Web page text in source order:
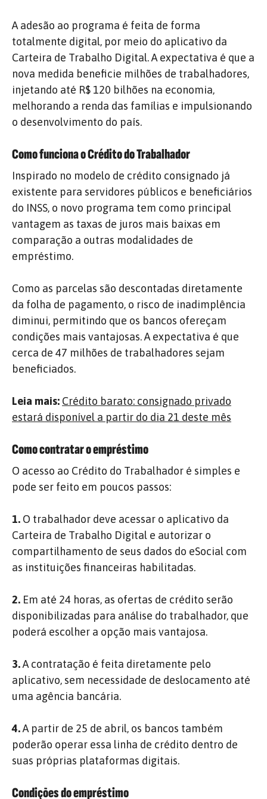
A adesão ao programa é feita de forma
totalmente digital, por meio do aplicativo da
Carteira de Trabalho Digital. A expectativa é que a
nova medida beneficie milhões de trabalhadores,
injetando até R$ 120 bilhões na economia,
melhorando a renda das famílias e impulsionando
o desenvolvimento do país.
Como funciona o Crédito do Trabalhador
Inspirado no modelo de crédito consignado já
existente para servidores públicos e beneficiários
do INSS, o novo programa tem como principal
vantagem as taxas de juros mais baixas em
comparação a outras modalidades de
empréstimo.
Como as parcelas são descontadas diretamente
da folha de pagamento, o risco de inadimplência
diminui, permitindo que os bancos ofereçam
condições mais vantajosas.A expectativa é que
cerca de 47 milhões de trabalhadores sejam
beneficiados.
Leia mais: Crédito barato: consignado privado
estará disponível a partir do dia 21 deste mês
Como contratar o empréstimo
O acesso ao Crédito do Trabalhador é simples e
pode ser feito em poucos passos:
1. O trabalhador deve acessar o aplicativo da
Carteira de Trabalho Digital e autorizar o
compartilhamento de seus dados do eSocial com
as instituições financeiras habilitadas.
2. Em até 24 horas, as ofertas de crédito serão
disponibilizadas para análise do trabalhador, que
poderá escolher a opção mais vantajosa.
3.A contratação é feita diretamente pelo
aplicativo, sem necessidade de deslocamento até
uma agência bancária.
4.A partir de 25 de abril, os bancos também
poderão operar essa linha de crédito dentro de
suas próprias plataformas digitais.
Condições do empréstimo